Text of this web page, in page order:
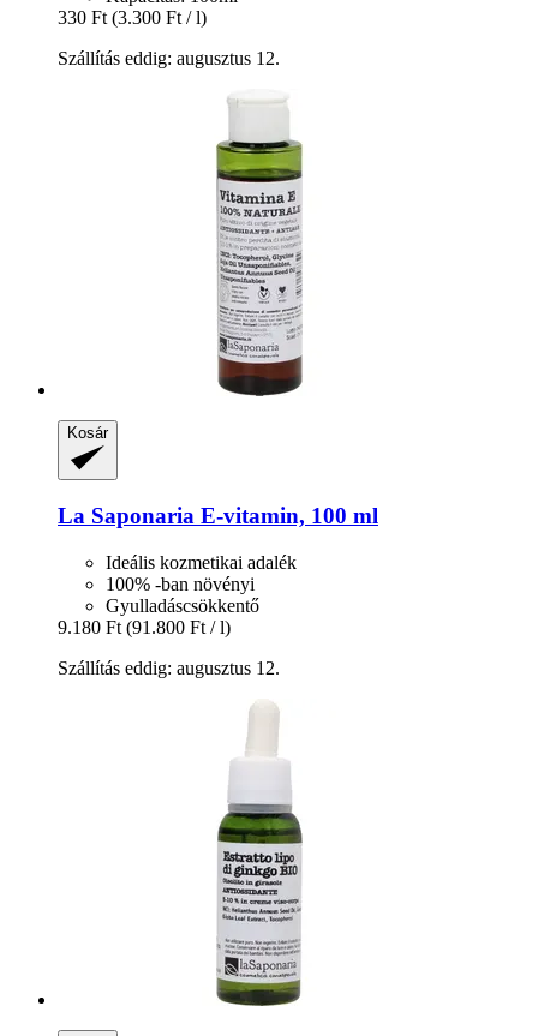
330 Ft (3.300 Ft / l)
Szállítás eddig: augusztus 12.
Kosár
La Saponaria E-​vitamin, 100 ml
Ideális kozmetikai adalék
100% -ban növényi
Gyulladáscsökkentő
9.180 Ft (91.800 Ft / l)
Szállítás eddig: augusztus 12.